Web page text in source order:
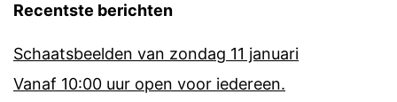
Recentste berichten
Schaatsbeelden van zondag 11 januari
Vanaf 10:00 uur open voor iedereen.